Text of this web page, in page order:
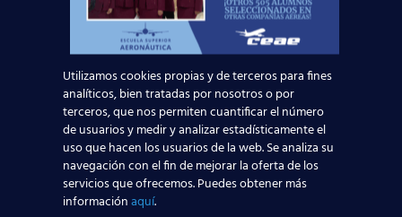
¡Últimas plazas! Nuevo Curso TCP en Madrid
– Tercer cuatrimestre 2026
Leer más
¿Cómo manejan los TCP el jet lag? Trucos y
Utilizamos cookies propias y de terceros para fines
analíticos, bien tratadas por nosotros o por
terceros, que nos permiten cuantificar el número
de usuarios y medir y analizar estadísticamente el
uso que hacen los usuarios de la web. Se analiza su
navegación con el fin de mejorar la oferta de los
servicios que ofrecemos. Puedes obtener más
informaciónaquí.